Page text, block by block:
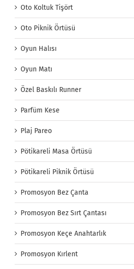
Oto Koltuk Tişört
Oto Piknik Örtüsü
Oyun Halısı
Oyun Matı
Özel Baskılı Runner
Parfüm Kese
Plaj Pareo
Pötikareli Masa Örtüsü
Pötikareli Piknik Örtüsü
Promosyon Bez Çanta
Promosyon Bez Sırt Çantası
Promosyon Keçe Anahtarlık
Promosyon Kırlent